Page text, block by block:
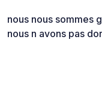
nous nous sommes
nous n avons pas